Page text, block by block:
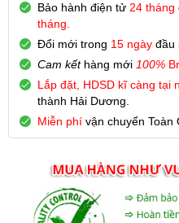
Bảo hành điện tử 24 tháng
tháng.
Đổi mới trong 15 ngày đầu
Cam kếthàng mới 100%
Lắp đặt, HDSD kĩ càng tại
thành Hải Dương.
Miễn phí vận chuyển Toàn